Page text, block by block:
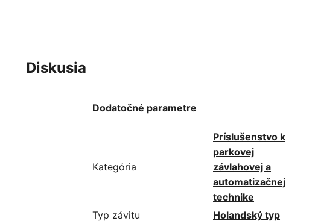
Diskusia
Dodatočné parametre
Kategória
Príslušenstvo k
parkovej
závlahovej a
automatizačnej
technike
Typ závitu
Holandský typ